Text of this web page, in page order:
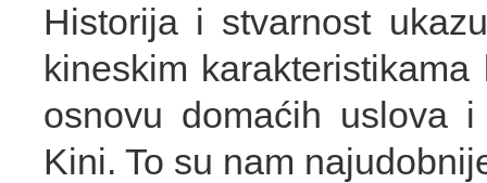
Historija i stvarnost
kineskim
osnovu domaćih uslova
Kini. To su nam